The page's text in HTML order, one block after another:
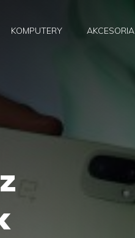
KOMPUTERY AKCESORIA